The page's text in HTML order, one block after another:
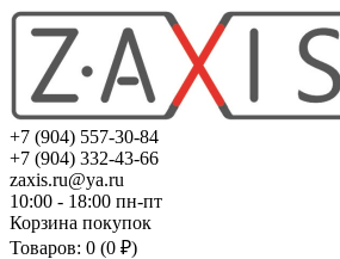
+7 (904) 557-30-84
+7 (904) 332-43-66
zaxis.ru@ya.ru
10:00 - 18:00 пн-пт
Корзина покупок
Товаров: 0 (0 ₽)